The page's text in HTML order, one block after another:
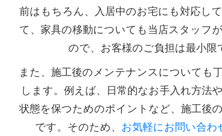
前はもちろん、入居中のお宅にも対応し
て、家具の移動についても当店スタッフ
ので、お客様のご負担は最小限
また、施工後のメンテナンスについても
します。例えば、日常的なお手入れ方法
状態を保つためのポイントなど、施工後
です。そのため、
お気軽にお問い合わ